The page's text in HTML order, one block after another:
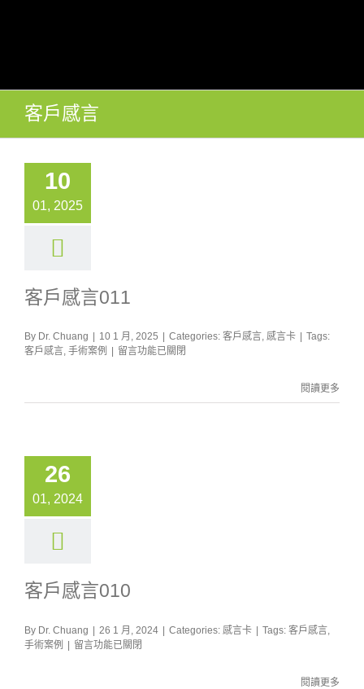
客戶感言
10
01, 2025
客戶感言011
By Dr. Chuang 10 1 月, 2025 Categories: 客戶感言, 感言卡
Tags:
客戶感言, 手術案例
在
留言功能已關閉
閱讀更多
26
01, 2024
客戶感言010
By Dr. Chuang | 26 1 月, 2024 | Categories: 感言卡 | Tags: 客戶感言
手術案例
| 在
留言功能已關閉
閱讀更多